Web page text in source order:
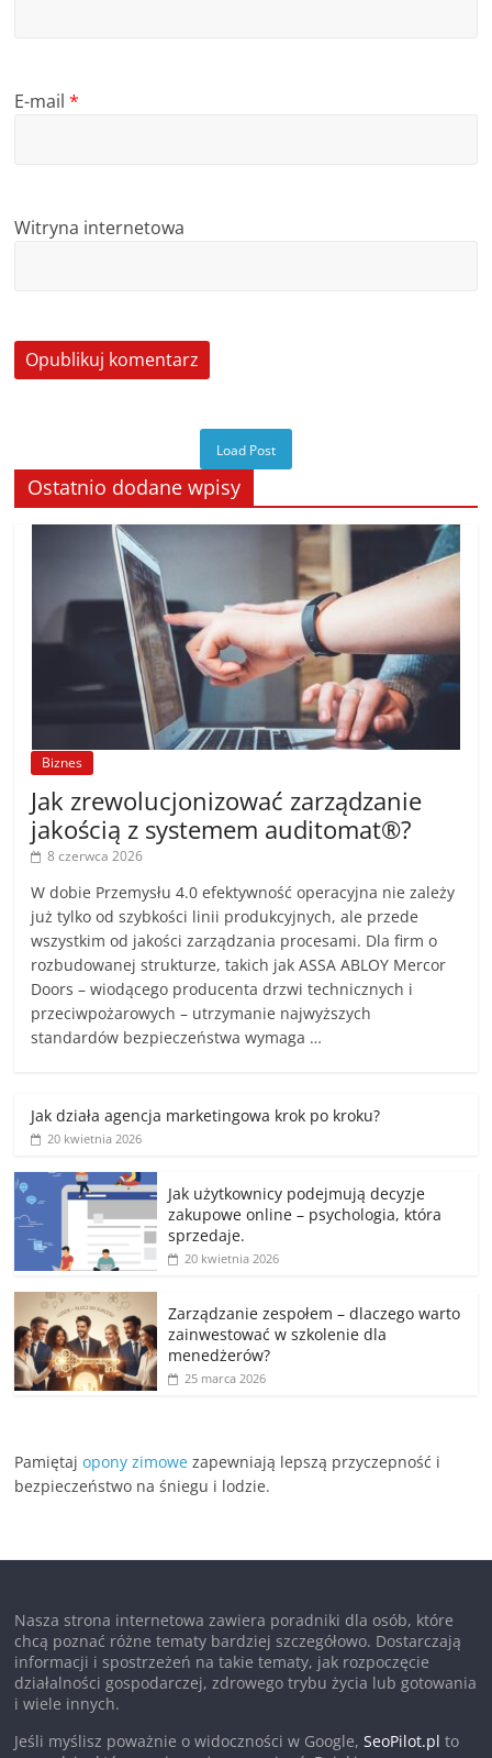
E-mail*
Witryna internetowa
Load Post
Ostatnio dodane wpisy
Biznes
Jak zrewolucjonizować zarządzanie
jakością z systemem auditomat®?
8 czerwca 2026
W dobie Przemysłu 4.0 efektywność operacyjna nie zależy
już tylko od szybkości linii produkcyjnych, ale przede
wszystkim od jakości zarządzania procesami. Dla firm o
rozbudowanej strukturze, takich jak ASSA ABLOY Mercor
Doors – wiodącego producenta drzwi technicznych i
przeciwpożarowych – utrzymanie najwyższych
standardów bezpieczeństwa wymaga …
Jak działa agencja marketingowa krok po kroku?
20 kwietnia 2026
Jak użytkownicy podejmują decyzje
zakupowe online – psychologia, która
sprzedaje.
20 kwietnia 2026
Zarządzanie zespołem – dlaczego warto
zainwestować w szkolenie dla
menedżerów?
25 marca 2026
Pamiętajopony zimowe zapewniają lepszą przyczepność i
bezpieczeństwo na śniegu i lodzie.
Nasza strona internetowa zawiera poradniki dla osób, które
chcą poznać różne tematy bardziej szczegółowo. Dostarczają
informacji i spostrzeżeń na takie tematy, jak rozpoczęcie
działalności gospodarczej, zdrowego trybu życia lub gotowania
i wiele innych.
Jeśli myślisz poważnie o widoczności w Google,SeoPilot.pl to